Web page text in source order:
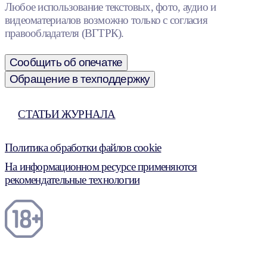
Любое использование текстовых, фото, аудио и
видеоматериалов возможно только с согласия
правообладателя (ВГТРК).
Сообщить об опечатке
Обращение в техподдержку
СТАТЬИ ЖУРНАЛА
Политика обработки файлов cookie
На информационном ресурсе применяются
рекомендательные технологии